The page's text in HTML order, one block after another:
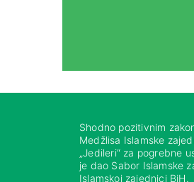
Shodno pozitivnim
Medžlisa Islamske
„Jedileri“ za pogrebne
je dao Sabor Islamske
Islamskoj zajednici BiH.